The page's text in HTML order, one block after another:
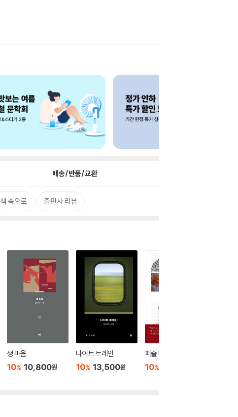
배송/반품/교환
책 속으로 출판사 리뷰
생 마음
10% 10,800원
나이트 트레인
10% 13,500원
퍼즐 바디
10%